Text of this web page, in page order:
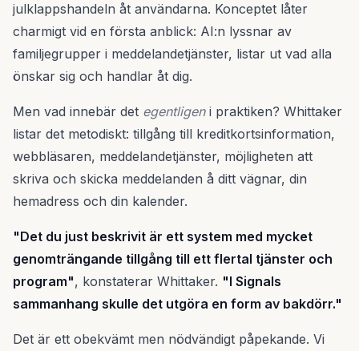
julklappshandeln åt användarna. Konceptet låter
charmigt vid en första anblick: AI:n lyssnar av
familjegrupper i meddelandetjänster, listar ut vad alla
önskar sig och handlar åt dig.
Men vad innebär det egentligeni praktiken? Whittaker
listar det metodiskt: tillgång till kreditkortsinformation,
webbläsaren, meddelandetjänster, möjligheten att
skriva och skicka meddelanden å ditt vägnar, din
hemadress och din kalender.
"Det du just beskrivit är ett system med mycket
genomträngande tillgång till ett flertal tjänster och
program", konstaterar Whittaker. "I Signals
sammanhang skulle det utgöra en form av bakdörr."
Det är ett obekvämt men nödvändigt påpekande. Vi